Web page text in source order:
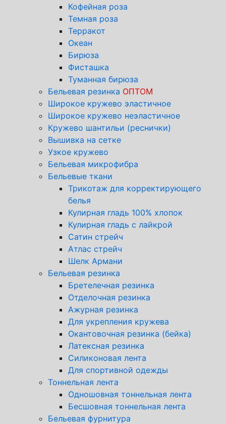
Кофейная роза
Темная роза
Терракот
Океан
Бирюза
Фисташка
Туманная бирюза
Бельевая резинка ОПТОМ
Широкое кружево эластичное
Широкое кружево неэластичное
Кружево шантильи (реснички)
Вышивка на сетке
Узкое кружево
Бельевая микрофибра
Бельевые ткани
Трикотаж для корректирующего
белья
Кулирная гладь 100% хлопок
Кулирная гладь с лайкрой
Сатин стрейч
Атлас стрейч
Шелк Армани
Бельевая резинка
Бретелечная резинка
Отделочная резинка
Ажурная резинка
Для укрепления кружева
Окантовочная резинка (бейка)
Латексная резинка
Силиконовая лента
Для спортивной одежды
Тоннельная лента
Одношовная тоннельная лента
Бесшовная тоннельная лента
Бельевая фурнитура